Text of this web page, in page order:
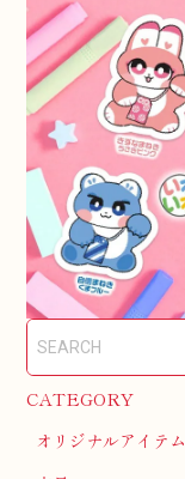
CATEGORY
オリジナルアイテム